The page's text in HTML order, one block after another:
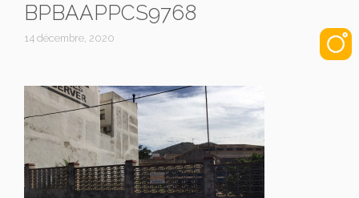
BPBAAPPCS9768
14 décembre, 2020